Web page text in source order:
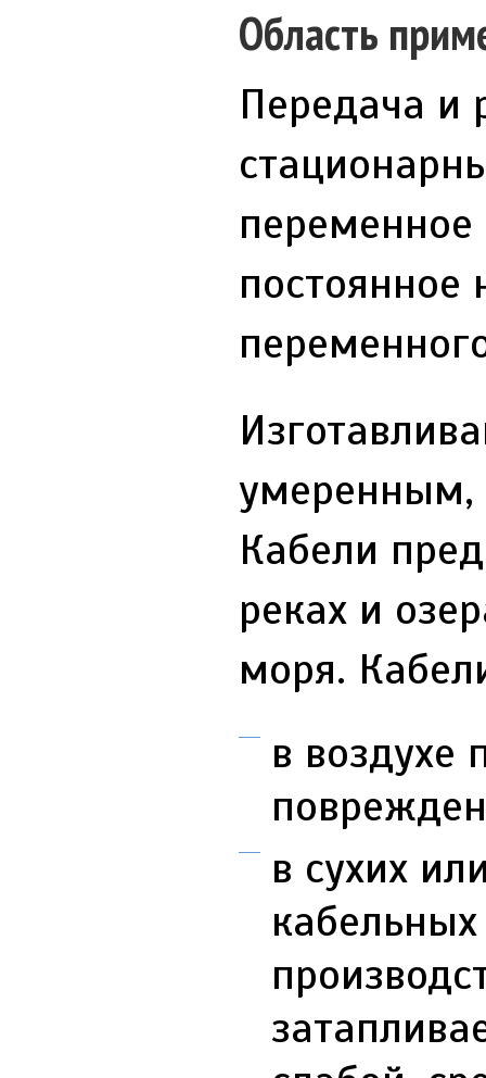
Область
Передача и
умеренным,
Кабели
реках и
моря.
в воздухе
в сухих